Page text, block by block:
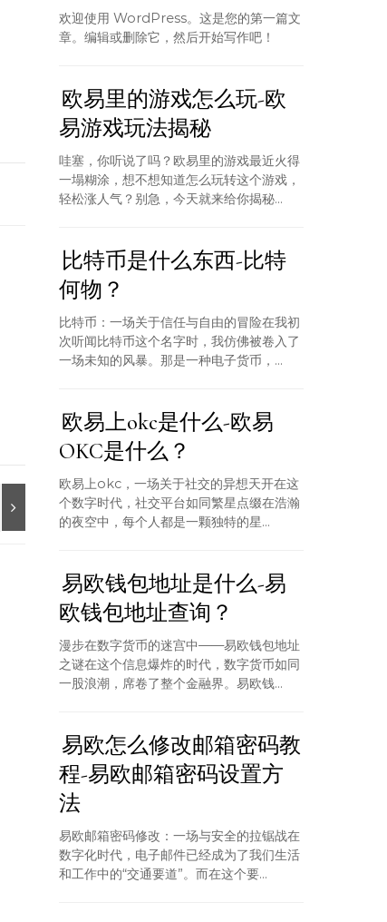
欢迎使用 WordPress。这是您的第一篇文
章。编辑或删除它，然后开始写作吧！
欧易里的游戏怎么玩-欧
易游戏玩法揭秘
哇塞，你听说了吗？欧易里的游戏最近火得
一塌糊涂，想不想知道怎么玩转这个游戏，
轻松涨人气？别急，今天就来给你揭秘...
比特币是什么东西-比特
何物？
比特币：一场关于信任与自由的冒险在我初
次听闻比特币这个名字时，我仿佛被卷入了
一场未知的风暴。那是一种电子货币，...
欧易上okc是什么-欧易
OKC是什么？
欧易上okc，一场关于社交的异想天开在这
个数字时代，社交平台如同繁星点缀在浩瀚
的夜空中，每个人都是一颗独特的星...
易欧钱包地址是什么-易
欧钱包地址查询？
漫步在数字货币的迷宫中——易欧钱包地址
之谜在这个信息爆炸的时代，数字货币如同
一股浪潮，席卷了整个金融界。易欧钱...
易欧怎么修改邮箱密码教
程-易欧邮箱密码设置方
法
易欧邮箱密码修改：一场与安全的拉锯战在
数字化时代，电子邮件已经成为了我们生活
和工作中的“交通要道”。而在这个要...